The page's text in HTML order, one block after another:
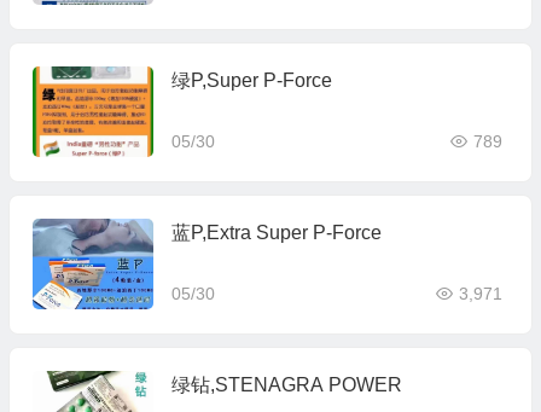
绿P,Super P-Force
05/30 789
蓝P,Extra Super P-Force
05/30 3,971
绿钻,STENAGRA POWER